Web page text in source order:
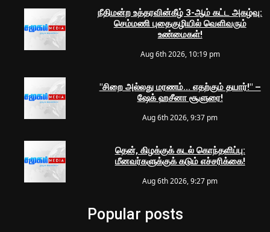
நீதிமன்ற உத்தரவின்கீழ் 3-ஆம் கட்ட அகழ்வு:
செம்மணி புதைகுழியில் வெளிவரும்
உண்மைகள்!
Aug 6th 2026, 10:19 pm
"சிறை அல்லது மரணம்... எதற்கும் தயார்!" –
ஷேக் ஹசீனா சூளுரை!
Aug 6th 2026, 9:37 pm
தென், கிழக்குக் கடல் கொந்தளிப்பு:
மீனவர்களுக்குக் கடும் எச்சரிக்கை!
Aug 6th 2026, 9:27 pm
Popular posts